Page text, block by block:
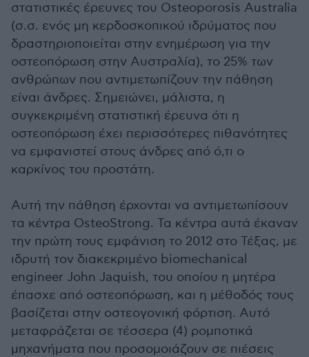
στατιστικές έρευνες του Osteoporosis Australia
(σ.σ. ενός μη κερδοσκοπικού ιδρύματος που
δραστηριοποιείται στην ενημέρωση για την
οστεοπόρωση στην Αυστραλία), το 25% των
ανθρώπων που αντιμετωπίζουν την πάθηση
είναι άνδρες. Σημειώνει, μάλιστα, η
συγκεκριμένη στατιστική έρευνα ότι η
οστεοπόρωση έχει περισσότερες πιθανότητες
να εμφανιστεί στους άνδρες από ό,τι ο
καρκίνος του προστάτη.
Αυτή την πάθηση έρχονται να αντιμετωπίσουν
τα κέντρα OsteoStrong. Τα κέντρα αυτά έκαναν
την πρώτη τους εμφάνιση το 2012 στο Τέξας, με
ιδρυτή τον διακεκριμένο biomechanical
engineer John Jaquish, του οποίου η μητέρα
έπασχε από οστεοπόρωση, και η μέθοδός τους
βασίζεται στην οστεογoνική φόρτιση. Αυτό
μεταφράζεται σε τέσσερα (4) ρομποτικά
μηχανήματα που προσομοιάζουν σε πιέσεις